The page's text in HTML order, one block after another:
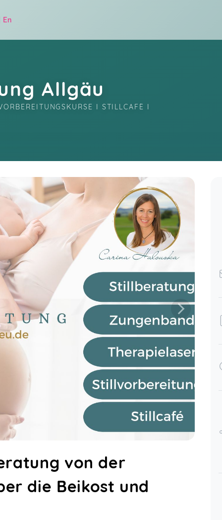
En
Allgäu
I STILLCAFÈ I
27
01
21
Stillcafè im Familiensützpunkt Obergünzburg
mit Carina
Sylvie,Jul 07
Der Stillvorbereitungskurs bei Carina
war super informativ und hat einem
die Bedenken genommen. Die 3
Stunden sind wie im Flug vergangen,
weil es sehr interessant und hilfreich
war. Ich würde diesen Kurs jedem
weiterempfehlen 😊
Der Stillvorbereitungskurs im Allgäu mit
Carina Halouska
Marina,Jun 01
Der Stillvorbereitungskurs im Allgäu mit Carina
May 26
Kurzweiliger, sehr informativer und
23 more ratings...
Show all ratings
von der
die Beikost und